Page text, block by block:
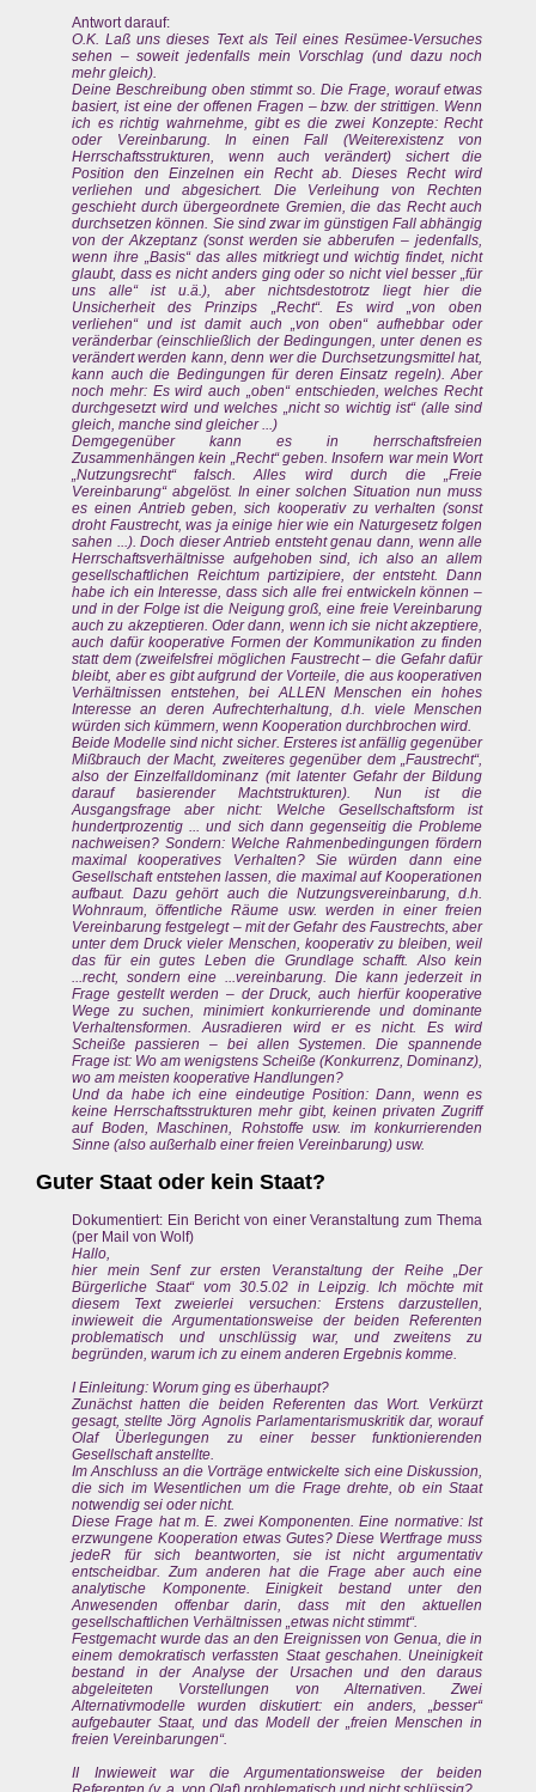
Antwort darauf:
O.K. Laß uns dieses Text als Teil eines Resümee-Versuches
sehen – soweit jedenfalls mein Vorschlag (und dazu noch
mehr gleich).
Deine Beschreibung oben stimmt so. Die Frage, worauf etwas
basiert, ist eine der offenen Fragen – bzw. der strittigen. Wenn
ich es richtig wahrnehme, gibt es die zwei Konzepte: Recht
oder Vereinbarung. In einen Fall (Weiterexistenz von
Herrschaftsstrukturen, wenn auch verändert) sichert die
Position den Einzelnen ein Recht ab. Dieses Recht wird
verliehen und abgesichert. Die Verleihung von Rechten
geschieht durch übergeordnete Gremien, die das Recht auch
durchsetzen können. Sie sind zwar im günstigen Fall abhängig
von der Akzeptanz (sonst werden sie abberufen – jedenfalls,
wenn ihre „Basis“ das alles mitkriegt und wichtig findet, nicht
glaubt, dass es nicht anders ging oder so nicht viel besser „für
uns alle“ ist u.ä.), aber nichtsdestotrotz liegt hier die
Unsicherheit des Prinzips „Recht“. Es wird „von oben
verliehen“ und ist damit auch „von oben“ aufhebbar oder
veränderbar (einschließlich der Bedingungen, unter denen es
verändert werden kann, denn wer die Durchsetzungsmittel hat,
kann auch die Bedingungen für deren Einsatz regeln). Aber
noch mehr: Es wird auch „oben“ entschieden, welches Recht
durchgesetzt wird und welches „nicht so wichtig ist“ (alle sind
gleich, manche sind gleicher ...)
Demgegenüber kann es in herrschaftsfreien
Zusammenhängen kein „Recht“ geben. Insofern war mein Wort
„Nutzungsrecht“ falsch. Alles wird durch die „Freie
Vereinbarung“ abgelöst. In einer solchen Situation nun muss
es einen Antrieb geben, sich kooperativ zu verhalten (sonst
droht Faustrecht, was ja einige hier wie ein Naturgesetz folgen
sahen ...). Doch dieser Antrieb entsteht genau dann, wenn alle
Herrschaftsverhältnisse aufgehoben sind, ich also an allem
gesellschaftlichen Reichtum partizipiere, der entsteht. Dann
habe ich ein Interesse, dass sich alle frei entwickeln können –
und in der Folge ist die Neigung groß, eine freie Vereinbarung
auch zu akzeptieren. Oder dann, wenn ich sie nicht akzeptiere,
auch dafür kooperative Formen der Kommunikation zu finden
statt dem (zweifelsfrei möglichen Faustrecht – die Gefahr dafür
bleibt, aber es gibt aufgrund der Vorteile, die aus kooperativen
Verhältnissen entstehen, bei ALLEN Menschen ein hohes
Interesse an deren Aufrechterhaltung, d.h. viele Menschen
würden sich kümmern, wenn Kooperation durchbrochen wird.
Beide Modelle sind nicht sicher. Ersteres ist anfällig gegenüber
Mißbrauch der Macht, zweiteres gegenüber dem „Faustrecht“,
also der Einzelfalldominanz (mit latenter Gefahr der Bildung
darauf basierender Machtstrukturen). Nun ist die
Ausgangsfrage aber nicht: Welche Gesellschaftsform ist
hundertprozentig ... und sich dann gegenseitig die Probleme
nachweisen? Sondern: Welche Rahmenbedingungen fördern
maximal kooperatives Verhalten? Sie würden dann eine
Gesellschaft entstehen lassen, die maximal auf Kooperationen
aufbaut. Dazu gehört auch die Nutzungsvereinbarung, d.h.
Wohnraum, öffentliche Räume usw. werden in einer freien
Vereinbarung festgelegt – mit der Gefahr des Faustrechts, aber
unter dem Druck vieler Menschen, kooperativ zu bleiben, weil
das für ein gutes Leben die Grundlage schafft. Also kein
...recht, sondern eine ...vereinbarung. Die kann jederzeit in
Frage gestellt werden – der Druck, auch hierfür kooperative
Wege zu suchen, minimiert konkurrierende und dominante
Verhaltensformen. Ausradieren wird er es nicht. Es wird
Scheiße passieren – bei allen Systemen. Die spannende
Frage ist: Wo am wenigstens Scheiße (Konkurrenz, Dominanz),
wo am meisten kooperative Handlungen?
Und da habe ich eine eindeutige Position: Dann, wenn es
keine Herrschaftsstrukturen mehr gibt, keinen privaten Zugriff
auf Boden, Maschinen, Rohstoffe usw. im konkurrierenden
Sinne (also außerhalb einer freien Vereinbarung) usw.
Guter Staat oder kein Staat?
Dokumentiert: Ein Bericht von einer Veranstaltung zum Thema
(per Mail von Wolf)
Hallo,
hier mein Senf zur ersten Veranstaltung der Reihe „Der
Bürgerliche Staat“ vom 30.5.02 in Leipzig. Ich möchte mit
diesem Text zweierlei versuchen: Erstens darzustellen,
inwieweit die Argumentationsweise der beiden Referenten
problematisch und unschlüssig war, und zweitens zu
begründen, warum ich zu einem anderen Ergebnis komme.
I Einleitung: Worum ging es überhaupt?
Zunächst hatten die beiden Referenten das Wort. Verkürzt
gesagt, stellte Jörg Agnolis Parlamentarismuskritik dar, worauf
Olaf Überlegungen zu einer besser funktionierenden
Gesellschaft anstellte.
Im Anschluss an die Vorträge entwickelte sich eine Diskussion,
die sich im Wesentlichen um die Frage drehte, ob ein Staat
notwendig sei oder nicht.
Diese Frage hat m. E. zwei Komponenten. Eine normative: Ist
erzwungene Kooperation etwas Gutes? Diese Wertfrage muss
jedeR für sich beantworten, sie ist nicht argumentativ
entscheidbar. Zum anderen hat die Frage aber auch eine
analytische Komponente. Einigkeit bestand unter den
Anwesenden offenbar darin, dass mit den aktuellen
gesellschaftlichen Verhältnissen „etwas nicht stimmt“.
Festgemacht wurde das an den Ereignissen von Genua, die in
einem demokratisch verfassten Staat geschahen. Uneinigkeit
bestand in der Analyse der Ursachen und den daraus
abgeleiteten Vorstellungen von Alternativen. Zwei
Alternativmodelle wurden diskutiert: ein anders, „besser“
aufgebauter Staat, und das Modell der „freien Menschen in
freien Vereinbarungen“.
II Inwieweit war die Argumentationsweise der beiden